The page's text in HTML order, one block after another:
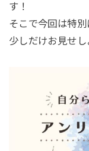
す！
そこで今回は特
少しだけお見せし